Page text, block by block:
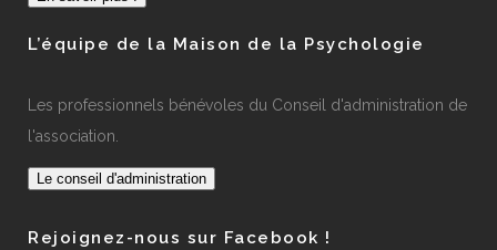
L’équipe de la Maison de la Psychologie
Les professionnels bénévoles du Conseil d'administration de
l'association.
Le conseil d'administration
Rejoignez-nous sur Facebook !